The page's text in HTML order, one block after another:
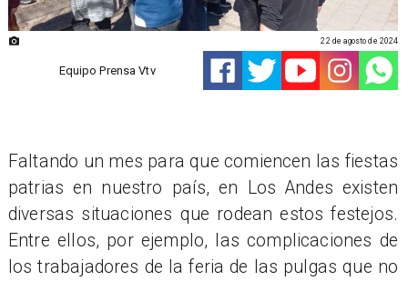
Equipo Prensa Vtv
22 de agosto de 2024
Faltando un mes para que comiencen las fiestas
patrias en nuestro país, en Los Andes existen
diversas situaciones que rodean estos festejos.
Entre ellos, por ejemplo, las complicaciones de
los trabajadores de la feria de las pulgas que no